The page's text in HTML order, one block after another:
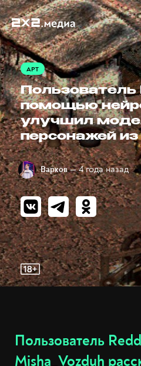
АРТ
Пользователь
помощью
улучшил
персонажей
Варков — 4 года назад
Пользователь
Misha_Vozduh